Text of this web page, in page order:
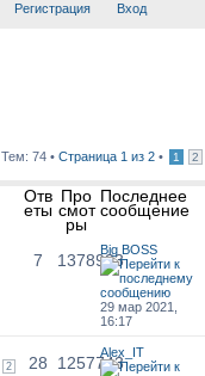
Регистрация Вход
Тем: 74 • Страница 1 из 2 • 1 2
Отв
еты
Про
смот
ры
Последнее
сообщение
7 1378923
Big BOSS
29 мар 2021,
16:17
2 28 1257743
Alex_IT